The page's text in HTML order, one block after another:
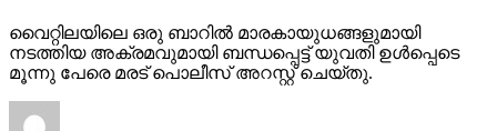
വൈറ്റിലയിലെ ഒരു ബാറില്‍ മാരകായുധങ്ങളുമായി
നടത്തിയ അക്രമവുമായി ബന്ധപ്പെട്ട് യുവതി ഉള്‍പ്പെടെ
മൂന്നു പേരെ മരട് പൊലീസ് അറസ്റ്റ് ചെയ്തു.